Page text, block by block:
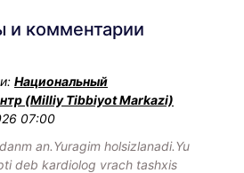
и комментарии
Национальный
(Milliy Tibbiyot Markazi)
07:00
an.Yuragim holsizlanadi.Yu
deb kardiolog vrach tashxis